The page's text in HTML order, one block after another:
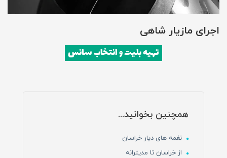
اجرای مازیار شاهی
تهیه بلیت و انتخاب سانس
همچنین بخوانید...
نغمه های دیار خراسان
از خراسان تا مدیترانه